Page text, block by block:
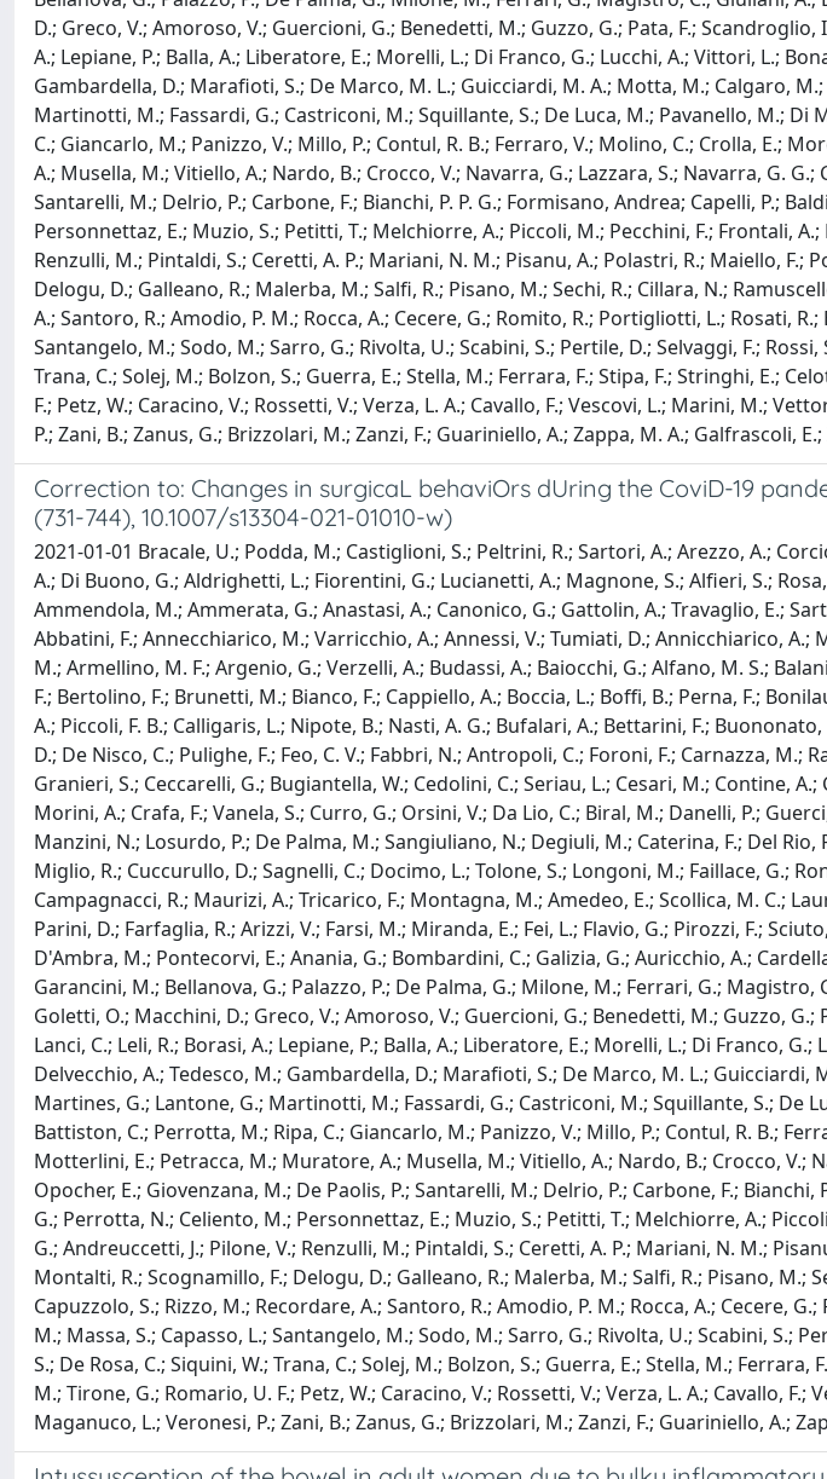
D.; Greco, V.; Amoroso, V.; Guercioni, G.; Benedetti, M.; Guzzo, G.; Pata, F.; Scandroglio,
A.; Lepiane, P.; Balla, A.; Liberatore, E.; Morelli, L.; Di Franco, G.; Lucchi, A.; Vittori, L.;
Gambardella, D.; Marafioti, S.; De Marco, M. L.; Guicciardi, M. A.; Motta, M.; Calgaro,
Martinotti, M.; Fassardi, G.; Castriconi, M.; Squillante, S.; De Luca, M.; Pavanello, M.;
C.; Giancarlo, M.; Panizzo, V.; Millo, P.; Contul, R. B.; Ferraro, V.; Molino, C.; Crolla, E.;
A.; Musella, M.; Vitiello, A.; Nardo, B.; Crocco, V.; Navarra, G.; Lazzara, S.; Navarra, G.
Santarelli, M.; Delrio, P.; Carbone, F.; Bianchi, P. P. G.; Formisano, Andrea; Capelli, P.;
Personnettaz, E.; Muzio, S.; Petitti, T.; Melchiorre, A.; Piccoli, M.; Pecchini, F.; Frontali,
Renzulli, M.; Pintaldi, S.; Ceretti, A. P.; Mariani, N. M.; Pisanu, A.; Polastri, R.; Maiello, F.;
Delogu, D.; Galleano, R.; Malerba, M.; Salfi, R.; Pisano, M.; Sechi, R.; Cillara, N.;
A.; Santoro, R.; Amodio, P. M.; Rocca, A.; Cecere, G.; Romito, R.; Portigliotti, L.; Rosati,
Santangelo, M.; Sodo, M.; Sarro, G.; Rivolta, U.; Scabini, S.; Pertile, D.; Selvaggi, F.;
Trana, C.; Solej, M.; Bolzon, S.; Guerra, E.; Stella, M.; Ferrara, F.; Stipa, F.; Stringhi, E.;
F.; Petz, W.; Caracino, V.; Rossetti, V.; Verza, L. A.; Cavallo, F.; Vescovi, L.; Marini, M.;
P.; Zani, B.; Zanus, G.; Brizzolari, M.; Zanzi, F.; Guariniello, A.; Zappa, M. A.; Galfrascoli,
Correction to: Changes in surgicaL behaviOrs dUring the CoviD-19
(731-744), 10.1007/s13304-021-01010-w)
2021-01-01 Bracale, U.; Podda, M.; Castiglioni, S.; Peltrini, R.; Sartori, A.; Arezzo, A.;
A.; Di Buono, G.; Aldrighetti, L.; Fiorentini, G.; Lucianetti, A.; Magnone, S.; Alfieri, S.;
Ammendola, M.; Ammerata, G.; Anastasi, A.; Canonico, G.; Gattolin, A.; Travaglio, E.;
Abbatini, F.; Annecchiarico, M.; Varricchio, A.; Annessi, V.; Tumiati, D.; Annicchiarico,
M.; Armellino, M. F.; Argenio, G.; Verzelli, A.; Budassi, A.; Baiocchi, G.; Alfano, M. S.;
F.; Bertolino, F.; Brunetti, M.; Bianco, F.; Cappiello, A.; Boccia, L.; Boffi, B.; Perna, F.;
A.; Piccoli, F. B.; Calligaris, L.; Nipote, B.; Nasti, A. G.; Bufalari, A.; Bettarini, F.;
D.; De Nisco, C.; Pulighe, F.; Feo, C. V.; Fabbri, N.; Antropoli, C.; Foroni, F.; Carnazza,
Granieri, S.; Ceccarelli, G.; Bugiantella, W.; Cedolini, C.; Seriau, L.; Cesari, M.; Contine,
Morini, A.; Crafa, F.; Vanela, S.; Curro, G.; Orsini, V.; Da Lio, C.; Biral, M.; Danelli, P.;
Manzini, N.; Losurdo, P.; De Palma, M.; Sangiuliano, N.; Degiuli, M.; Caterina, F.; Del
Miglio, R.; Cuccurullo, D.; Sagnelli, C.; Docimo, L.; Tolone, S.; Longoni, M.; Faillace, G.;
Campagnacci, R.; Maurizi, A.; Tricarico, F.; Montagna, M.; Amedeo, E.; Scollica, M. C.;
Parini, D.; Farfaglia, R.; Arizzi, V.; Farsi, M.; Miranda, E.; Fei, L.; Flavio, G.; Pirozzi, F.;
D'Ambra, M.; Pontecorvi, E.; Anania, G.; Bombardini, C.; Galizia, G.; Auricchio, A.;
Garancini, M.; Bellanova, G.; Palazzo, P.; De Palma, G.; Milone, M.; Ferrari, G.;
Goletti, O.; Macchini, D.; Greco, V.; Amoroso, V.; Guercioni, G.; Benedetti, M.; Guzzo, G.;
Lanci, C.; Leli, R.; Borasi, A.; Lepiane, P.; Balla, A.; Liberatore, E.; Morelli, L.; Di Franco,
Delvecchio, A.; Tedesco, M.; Gambardella, D.; Marafioti, S.; De Marco, M. L.;
Martines, G.; Lantone, G.; Martinotti, M.; Fassardi, G.; Castriconi, M.; Squillante, S.; De
Battiston, C.; Perrotta, M.; Ripa, C.; Giancarlo, M.; Panizzo, V.; Millo, P.; Contul, R. B.;
Motterlini, E.; Petracca, M.; Muratore, A.; Musella, M.; Vitiello, A.; Nardo, B.; Crocco, V.;
Opocher, E.; Giovenzana, M.; De Paolis, P.; Santarelli, M.; Delrio, P.; Carbone, F.;
G.; Perrotta, N.; Celiento, M.; Personnettaz, E.; Muzio, S.; Petitti, T.; Melchiorre, A.;
G.; Andreuccetti, J.; Pilone, V.; Renzulli, M.; Pintaldi, S.; Ceretti, A. P.; Mariani, N. M.;
Montalti, R.; Scognamillo, F.; Delogu, D.; Galleano, R.; Malerba, M.; Salfi, R.; Pisano, M.;
Capuzzolo, S.; Rizzo, M.; Recordare, A.; Santoro, R.; Amodio, P. M.; Rocca, A.; Cecere,
M.; Massa, S.; Capasso, L.; Santangelo, M.; Sodo, M.; Sarro, G.; Rivolta, U.; Scabini, S.;
S.; De Rosa, C.; Siquini, W.; Trana, C.; Solej, M.; Bolzon, S.; Guerra, E.; Stella, M.;
M.; Tirone, G.; Romario, U. F.; Petz, W.; Caracino, V.; Rossetti, V.; Verza, L. A.; Cavallo,
Maganuco, L.; Veronesi, P.; Zani, B.; Zanus, G.; Brizzolari, M.; Zanzi, F.; Guariniello, A.;